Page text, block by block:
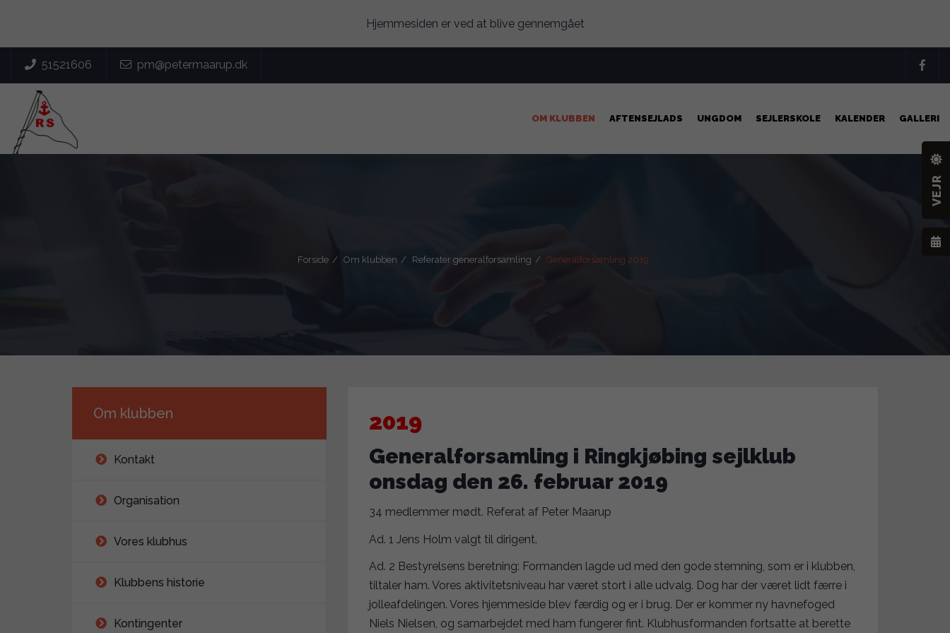
Hjemmesiden er ved at blive gennemgået
 51521606 pm@petermaarup.dk
OM KLUBBEN AFTENSEJLADS UNGDOM SEJLERSKOLE KALENDER GALLERI
Forside Om klubben Referater generalforsamling Generalforsamling 2019
Om klubben
Kontakt
Organisation
Vores klubhus
Klubbens historie
Kontingenter
2019
Generalforsamling i Ringkjøbing sejlklub
onsdag den 26. februar 2019
34 medlemmer mødt. Referat af Peter Maarup
Ad. 1 Jens Holm valgt til dirigent.
Ad. 2 Bestyrelsens beretning: Formanden lagde ud med den gode stemning, som er i klubben,
tiltaler ham. Vores aktivitetsniveau har været stort i alle udvalg. Dog har der været lidt færre i
jolleafdelingen. Vores hjemmeside blev færdig og er i brug. Der er kommer ny havnefoged
Niels Nielsen, og samarbejdet med ham fungerer fint. Klubhusformanden fortsatte at berette
VEJR